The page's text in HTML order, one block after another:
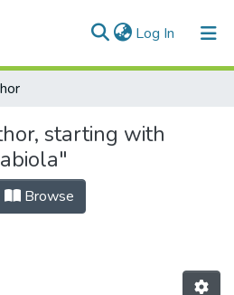
Log In (current)
starting with
Browse